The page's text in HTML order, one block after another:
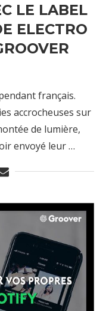
LE LABEL
ELECTRO
français.
accrocheuses sur
de lumière,
envoyé leur …